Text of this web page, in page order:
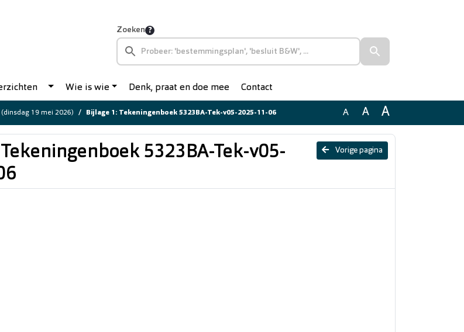
Zoeken
Wie is wie Denk, praat en doe mee Contact
19 mei 2026) Bijlage 1: Tekeningenboek 5323BA-Tek-v05-2025-11-06 A A A
Vorige pagina
5323BA-Tek-v05-